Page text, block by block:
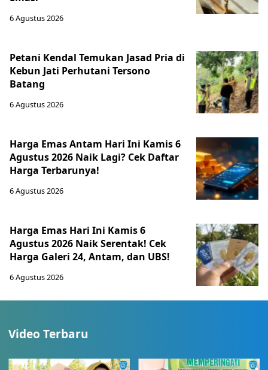
6 Agustus 2026
Petani Kendal Temukan Jasad Pria di
Kebun Jati Perhutani Tersono
Batang
6 Agustus 2026
Harga Emas Antam Hari Ini Kamis 6
Agustus 2026 Naik Lagi? Cek Daftar
Harga Terbarunya!
6 Agustus 2026
Harga Emas Hari Ini Kamis 6
Agustus 2026 Naik Serentak! Cek
Harga Galeri 24, Antam, dan UBS!
6 Agustus 2026
Video Terbaru